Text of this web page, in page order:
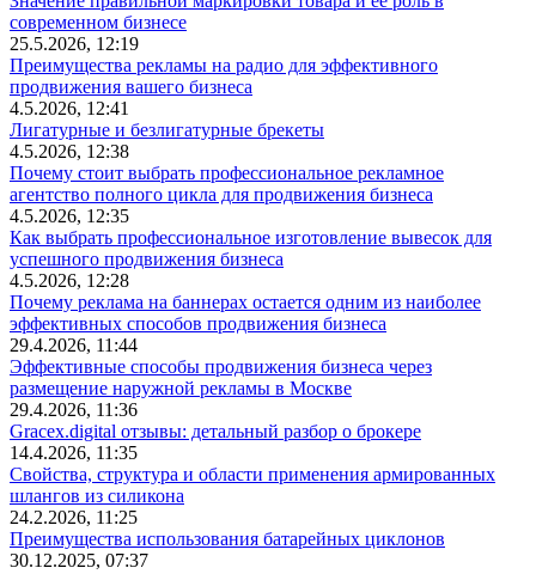
современном бизнесе
25.5.2026, 12:19
Преимущества рекламы на радио для эффективного
продвижения вашего бизнеса
4.5.2026, 12:41
Лигатурные и безлигатурные брекеты
4.5.2026, 12:38
Почему стоит выбрать профессиональное рекламное
агентство полного цикла для продвижения бизнеса
4.5.2026, 12:35
Как выбрать профессиональное изготовление вывесок для
успешного продвижения бизнеса
4.5.2026, 12:28
Почему реклама на баннерах остается одним из наиболее
эффективных способов продвижения бизнеса
29.4.2026, 11:44
Эффективные способы продвижения бизнеса через
размещение наружной рекламы в Москве
29.4.2026, 11:36
Gracex.digital отзывы: детальный разбор о брокере
14.4.2026, 11:35
Свойства, структура и области применения армированных
шлангов из силикона
24.2.2026, 11:25
Преимущества использования батарейных циклонов
30.12.2025, 07:37